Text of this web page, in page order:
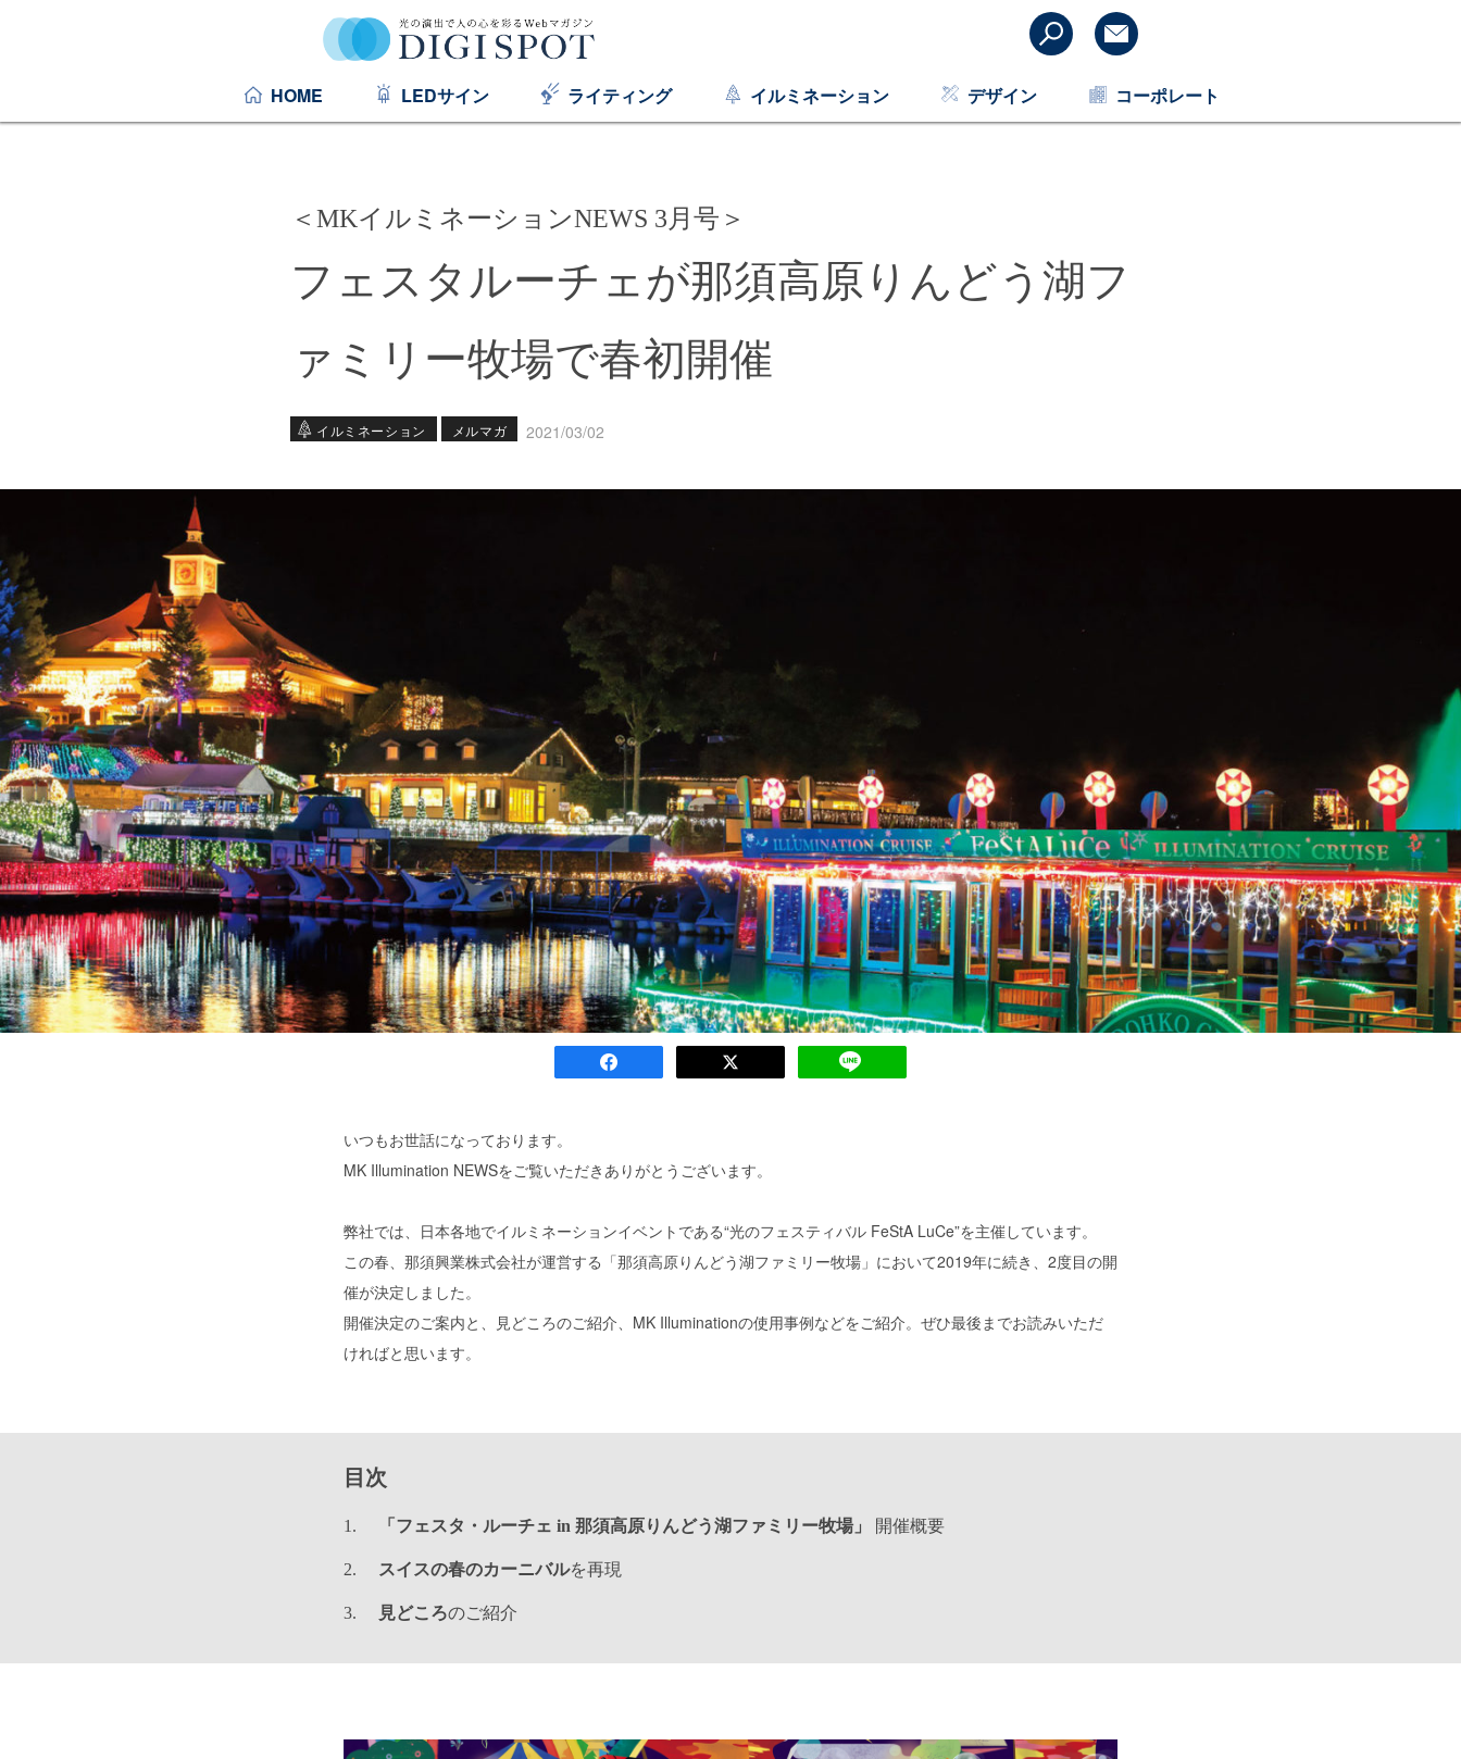
HOME LEDサイン ライティング イルミネーション デザイン コーポレート
＜MKイルミネーションNEWS 3月号＞
フェスタルーチェが那須高原りんどう湖フ
ァミリー牧場で春初開催
イルミネーション メルマガ 2021/03/02
いつもお世話になっております。
MK Illumination NEWSをご覧いただきありがとうございます。
弊社では、日本各地でイルミネーションイベントである“光のフェスティバル FeStA LuCe”を主催しています。
この春、那須興業株式会社が運営する「那須高原りんどう湖ファミリー牧場」において2019年に続き、2度目の開
催が決定しました。
開催決定のご案内と、見どころのご紹介、MK Illuminationの使用事例などをご紹介。ぜひ最後までお読みいただ
ければと思います。
目次
「フェスタ・ルーチェ in 那須高原りんどう湖ファミリー牧場」 開催概要
スイスの春のカーニバルを再現
見どころのご紹介